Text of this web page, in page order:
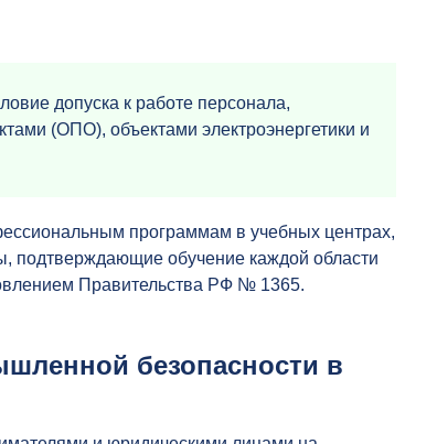
допуска к работе персонала,
(ОПО), объектами электроэнергетики и
программам в учебных центрах,
подтверждающие обучение каждой области
Правительства РФ № 1365.
безопасности в